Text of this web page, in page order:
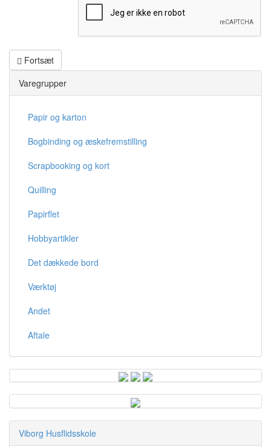
Fortsæt
Varegrupper
Papir og karton
Bogbinding og æskefremstilling
Scrapbooking og kort
Quilling
Papirflet
Hobbyartikler
Det dækkede bord
Værktøj
Andet
Aftale
Viborg Husflidsskole